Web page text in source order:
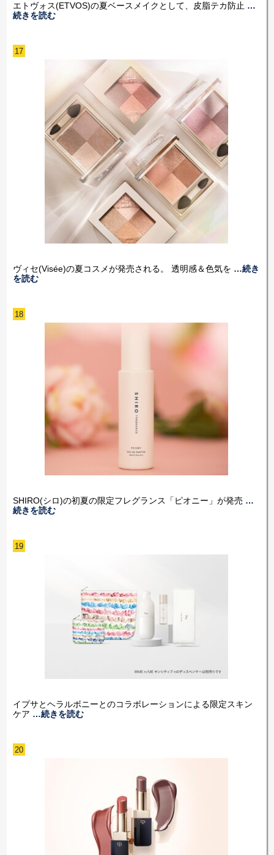
エトヴォス(ETVOS)の夏ベースメイクとして、皮脂テカ防止 …
続きを読む
17
ヴィセ(Visée)の夏コスメが発売される。 透明感＆色気を …続き
を読む
18
SHIRO(シロ)の初夏の限定フレグランス「ピオニー」が発売 …
続きを読む
19
イプサとヘラルボニーとのコラボレーションによる限定スキン
ケア …続きを読む
20